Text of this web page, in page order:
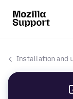
Installation and